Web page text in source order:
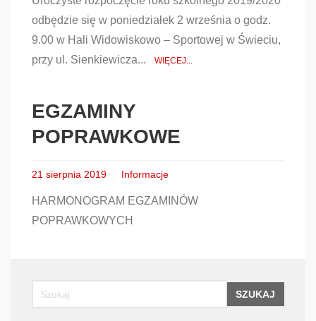
odbędzie się w poniedziałek 2 września o godz.
9.00 w Hali Widowiskowo – Sportowej w Świeciu,
przy ul. Sienkiewicza...
WIĘCEJ...
EGZAMINY
POPRAWKOWE
21 sierpnia 2019 Informacje
HARMONOGRAM EGZAMINÓW
POPRAWKOWYCH
SZUKAJ